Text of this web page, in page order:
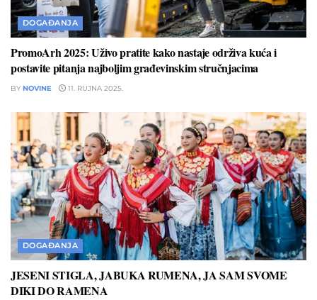
DOGAĐANJA
PromoArh 2025: Uživo pratite kako nastaje održiva kuća i
postavite pitanja najboljim građevinskim stručnjacima
BY NOVINE 11. RUJNA 2025.
DOGAĐANJA
JESENI STIGLA, JABUKA RUMENA, JA SAM SVOME
DIKI DO RAMENA